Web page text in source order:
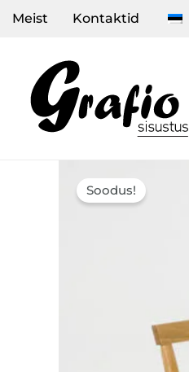
SkipMeist Kontaktid
Soodus!